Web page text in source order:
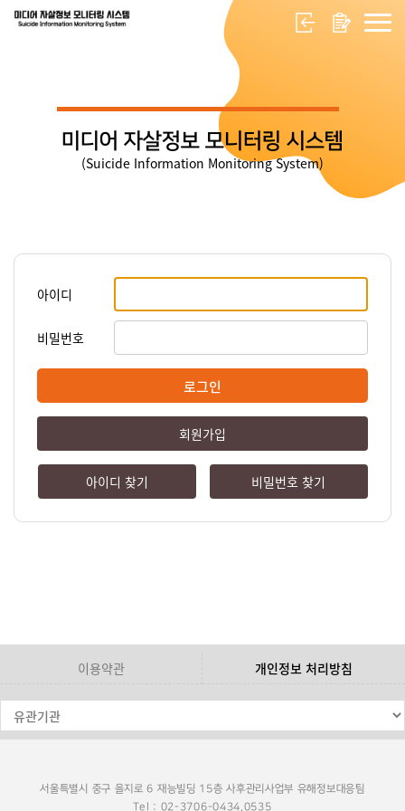
미디어 자살정보 모니터링 시스템
(Suicide Information Monitoring System)
아이디
비밀번호
로그인
회원가입
아이디 찾기 비밀번호 찾기
이용약관 개인정보 처리방침
서울특별시 중구 을지로 6 재능빌딩 15층 사후관리사업부 유해정보대응팀
Tel : 02-3706-0434,0535